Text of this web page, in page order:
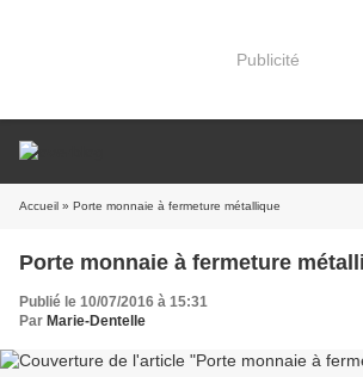
Publicité
Accueil » Porte monnaie à fermeture métallique
Porte monnaie à fermeture
Publié le 10/07/2016 à 15:31
Par Marie-Dentelle